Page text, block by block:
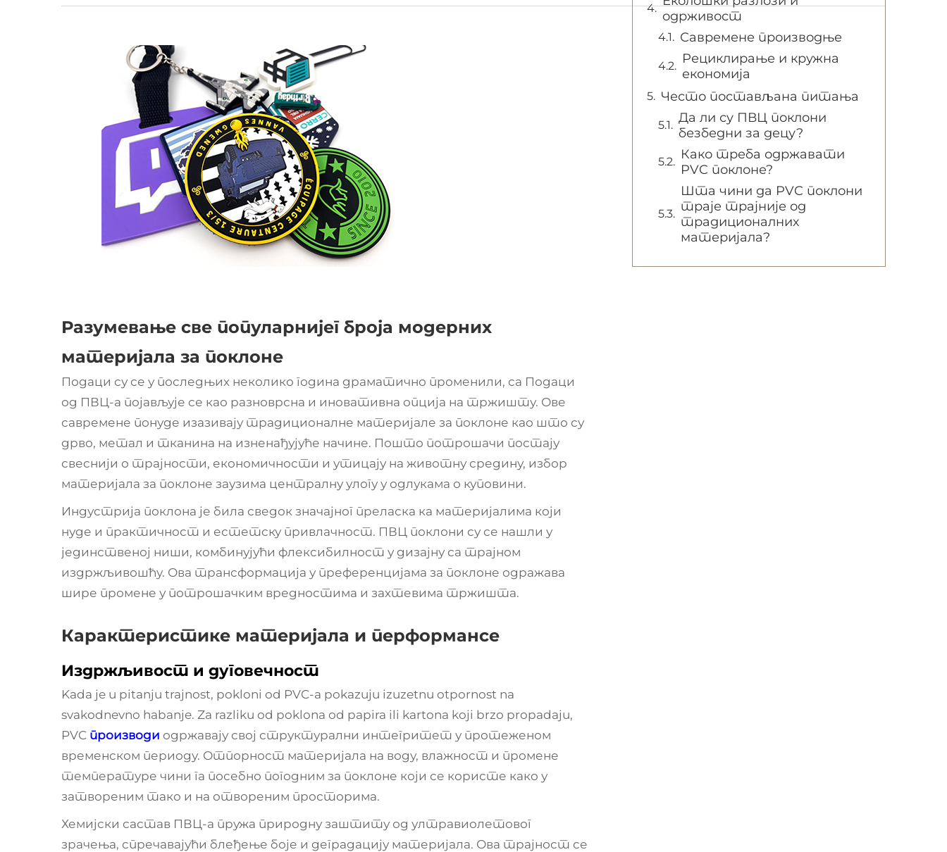
Разумевање све популарнијег броја модерних
материјала за поклоне
Подаци су се у последњих неколико година драматично променили, са Подаци
од ПВЦ-а појављује се као разноврсна и иновативна опција на тржишту. Ове
савремене понуде изазивају традиционалне материјале за поклоне као што су
дрво, метал и тканина на изненађујуће начине. Пошто потрошачи постају
свеснији о трајности, економичности и утицају на животну средину, избор
материјала за поклоне заузима централну улогу у одлукама о куповини.
Индустрија поклона је била сведок значајног преласка ка материјалима који
нуде и практичност и естетску привлачност. ПВЦ поклони су се нашли у
јединственој ниши, комбинујући флексибилност у дизајну са трајном
издржљивошћу. Ова трансформација у преференцијама за поклоне одражава
шире промене у потрошачким вредностима и захтевима тржишта.
Карактеристике материјала и перформансе
Издржљивост и дуговечност
Kada je u pitanju trajnost, pokloni od PVC-a pokazuju izuzetnu otpornost na
svakodnevno habanje. Za razliku od poklona od papira ili kartona koji brzo propadaju,
PVC производи одржавају свој структурални интегритет у протеженом
временском периоду. Отпорност материјала на воду, влажност и промене
температуре чини га посебно погодним за поклоне који се користе како у
затвореним тако и на отвореним просторима.
Хемијски састав ПВЦ-а пружа природну заштиту од ултравиолетовог
зрачења, спречавајући блеђење боје и деградацију материјала. Ова трајност се
одрживост
Савремене производње
Рециклирање и кружна
економија
Често постављана питања
Да ли су ПВЦ поклони
безбедни за децу?
Како треба одржавати
PVC поклоне?
Шта чини да PVC поклони
траје трајније од
традиционалних
материјала?